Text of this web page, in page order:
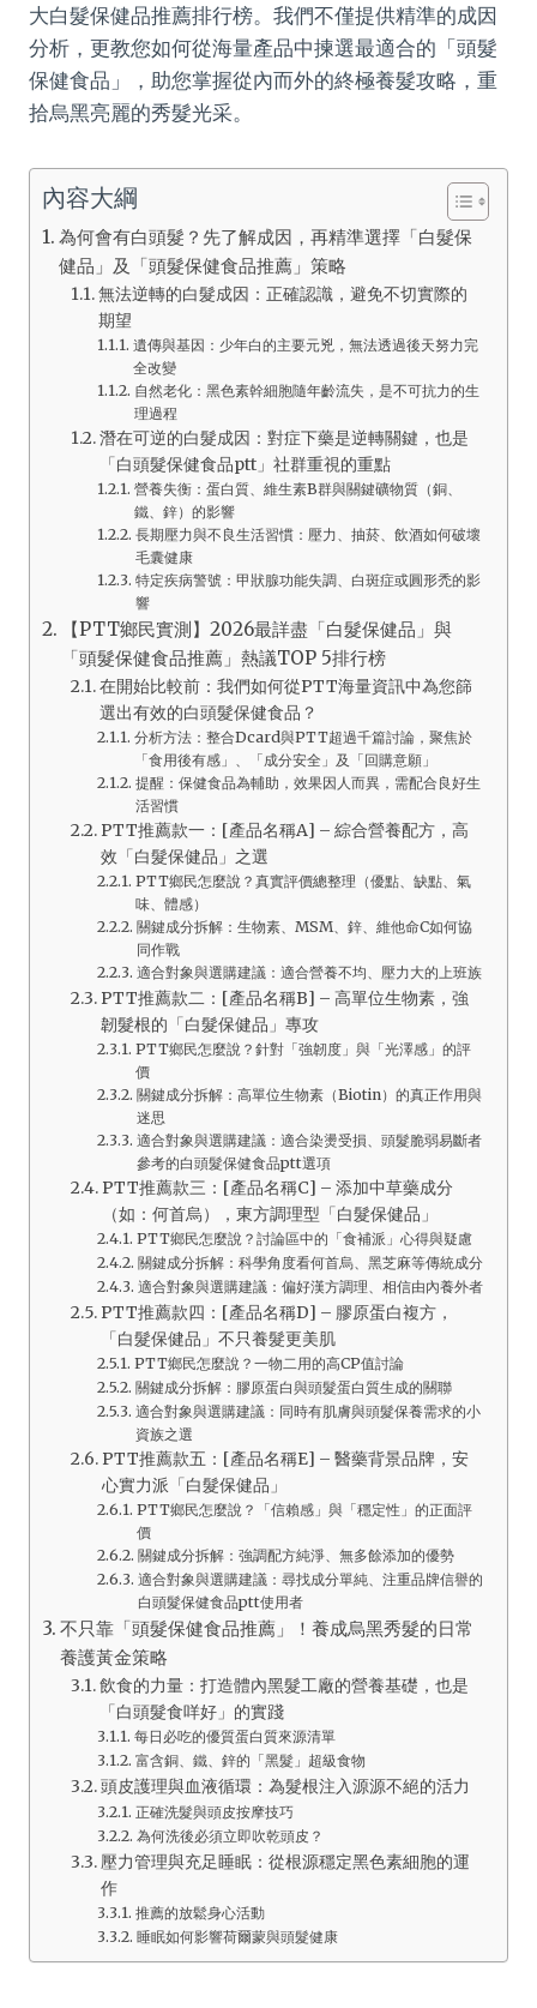
大白髮保健品推薦排行榜。我們不僅提供精準的成因
分析，更教您如何從海量產品中揀選最適合的「頭髮
保健食品」，助您掌握從內而外的終極養髮攻略，重
拾烏黑亮麗的秀髮光采。
內容大綱
為何會有白頭髮？先了解成因，再精準選擇「白髮保
健品」及「頭髮保健食品推薦」策略
無法逆轉的白髮成因：正確認識，避免不切實際的
期望
遺傳與基因：少年白的主要元兇，無法透過後天努力完
全改變
自然老化：黑色素幹細胞隨年齡流失，是不可抗力的生
理過程
潛在可逆的白髮成因：對症下藥是逆轉關鍵，也是
「白頭髮保健食品ptt」社群重視的重點
營養失衡：蛋白質、維生素B群與關鍵礦物質（銅、
鐵、鋅）的影響
長期壓力與不良生活習慣：壓力、抽菸、飲酒如何破壞
毛囊健康
特定疾病警號：甲狀腺功能失調、白斑症或圓形禿的影
響
【PTT鄉民實測】2026最詳盡「白髮保健品」與
「頭髮保健食品推薦」熱議TOP 5排行榜
在開始比較前：我們如何從PTT海量資訊中為您篩
選出有效的白頭髮保健食品？
分析方法：整合Dcard與PTT超過千篇討論，聚焦於
「食用後有感」、「成分安全」及「回購意願」
提醒：保健食品為輔助，效果因人而異，需配合良好生
活習慣
PTT推薦款一：[產品名稱A] – 綜合營養配方，高
效「白髮保健品」之選
PTT鄉民怎麼說？真實評價總整理（優點、缺點、氣
味、體感）
關鍵成分拆解：生物素、MSM、鋅、維他命C如何協
同作戰
適合對象與選購建議：適合營養不均、壓力大的上班族
PTT推薦款二：[產品名稱B] – 高單位生物素，強
韌髮根的「白髮保健品」專攻
PTT鄉民怎麼說？針對「強韌度」與「光澤感」的評
價
關鍵成分拆解：高單位生物素（Biotin）的真正作用與
迷思
適合對象與選購建議：適合染燙受損、頭髮脆弱易斷者
參考的白頭髮保健食品ptt選項
PTT推薦款三：[產品名稱C] – 添加中草藥成分
（如：何首烏），東方調理型「白髮保健品」
PTT鄉民怎麼說？討論區中的「食補派」心得與疑慮
關鍵成分拆解：科學角度看何首烏、黑芝麻等傳統成分
適合對象與選購建議：偏好漢方調理、相信由內養外者
PTT推薦款四：[產品名稱D] – 膠原蛋白複方，
「白髮保健品」不只養髮更美肌
PTT鄉民怎麼說？一物二用的高CP值討論
關鍵成分拆解：膠原蛋白與頭髮蛋白質生成的關聯
適合對象與選購建議：同時有肌膚與頭髮保養需求的小
資族之選
PTT推薦款五：[產品名稱E] – 醫藥背景品牌，安
心實力派「白髮保健品」
PTT鄉民怎麼說？「信賴感」與「穩定性」的正面評
價
關鍵成分拆解：強調配方純淨、無多餘添加的優勢
適合對象與選購建議：尋找成分單純、注重品牌信譽的
白頭髮保健食品ptt使用者
不只靠「頭髮保健食品推薦」！養成烏黑秀髮的日常
養護黃金策略
飲食的力量：打造體內黑髮工廠的營養基礎，也是
「白頭髮食咩好」的實踐
每日必吃的優質蛋白質來源清單
富含銅、鐵、鋅的「黑髮」超級食物
頭皮護理與血液循環：為髮根注入源源不絕的活力
正確洗髮與頭皮按摩技巧
為何洗後必須立即吹乾頭皮？
壓力管理與充足睡眠：從根源穩定黑色素細胞的運
作
推薦的放鬆身心活動
睡眠如何影響荷爾蒙與頭髮健康